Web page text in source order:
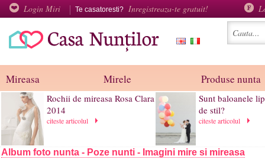
Login Miri Te casatoresti? Inregistreaza-te gratuit!
Mireasa Mirele Produse nunta
Rochii de mireasa Rosa Clara
2014
citeste articolul
Sunt baloanele
de stil?
citeste articolul
Album foto nunta - Poze nunti - Imagini mire si mireasa